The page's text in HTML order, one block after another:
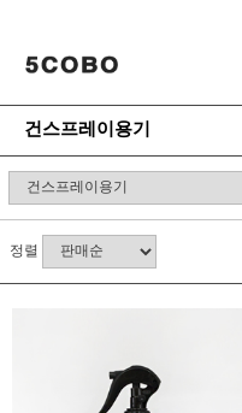
건스프레이용기
정렬